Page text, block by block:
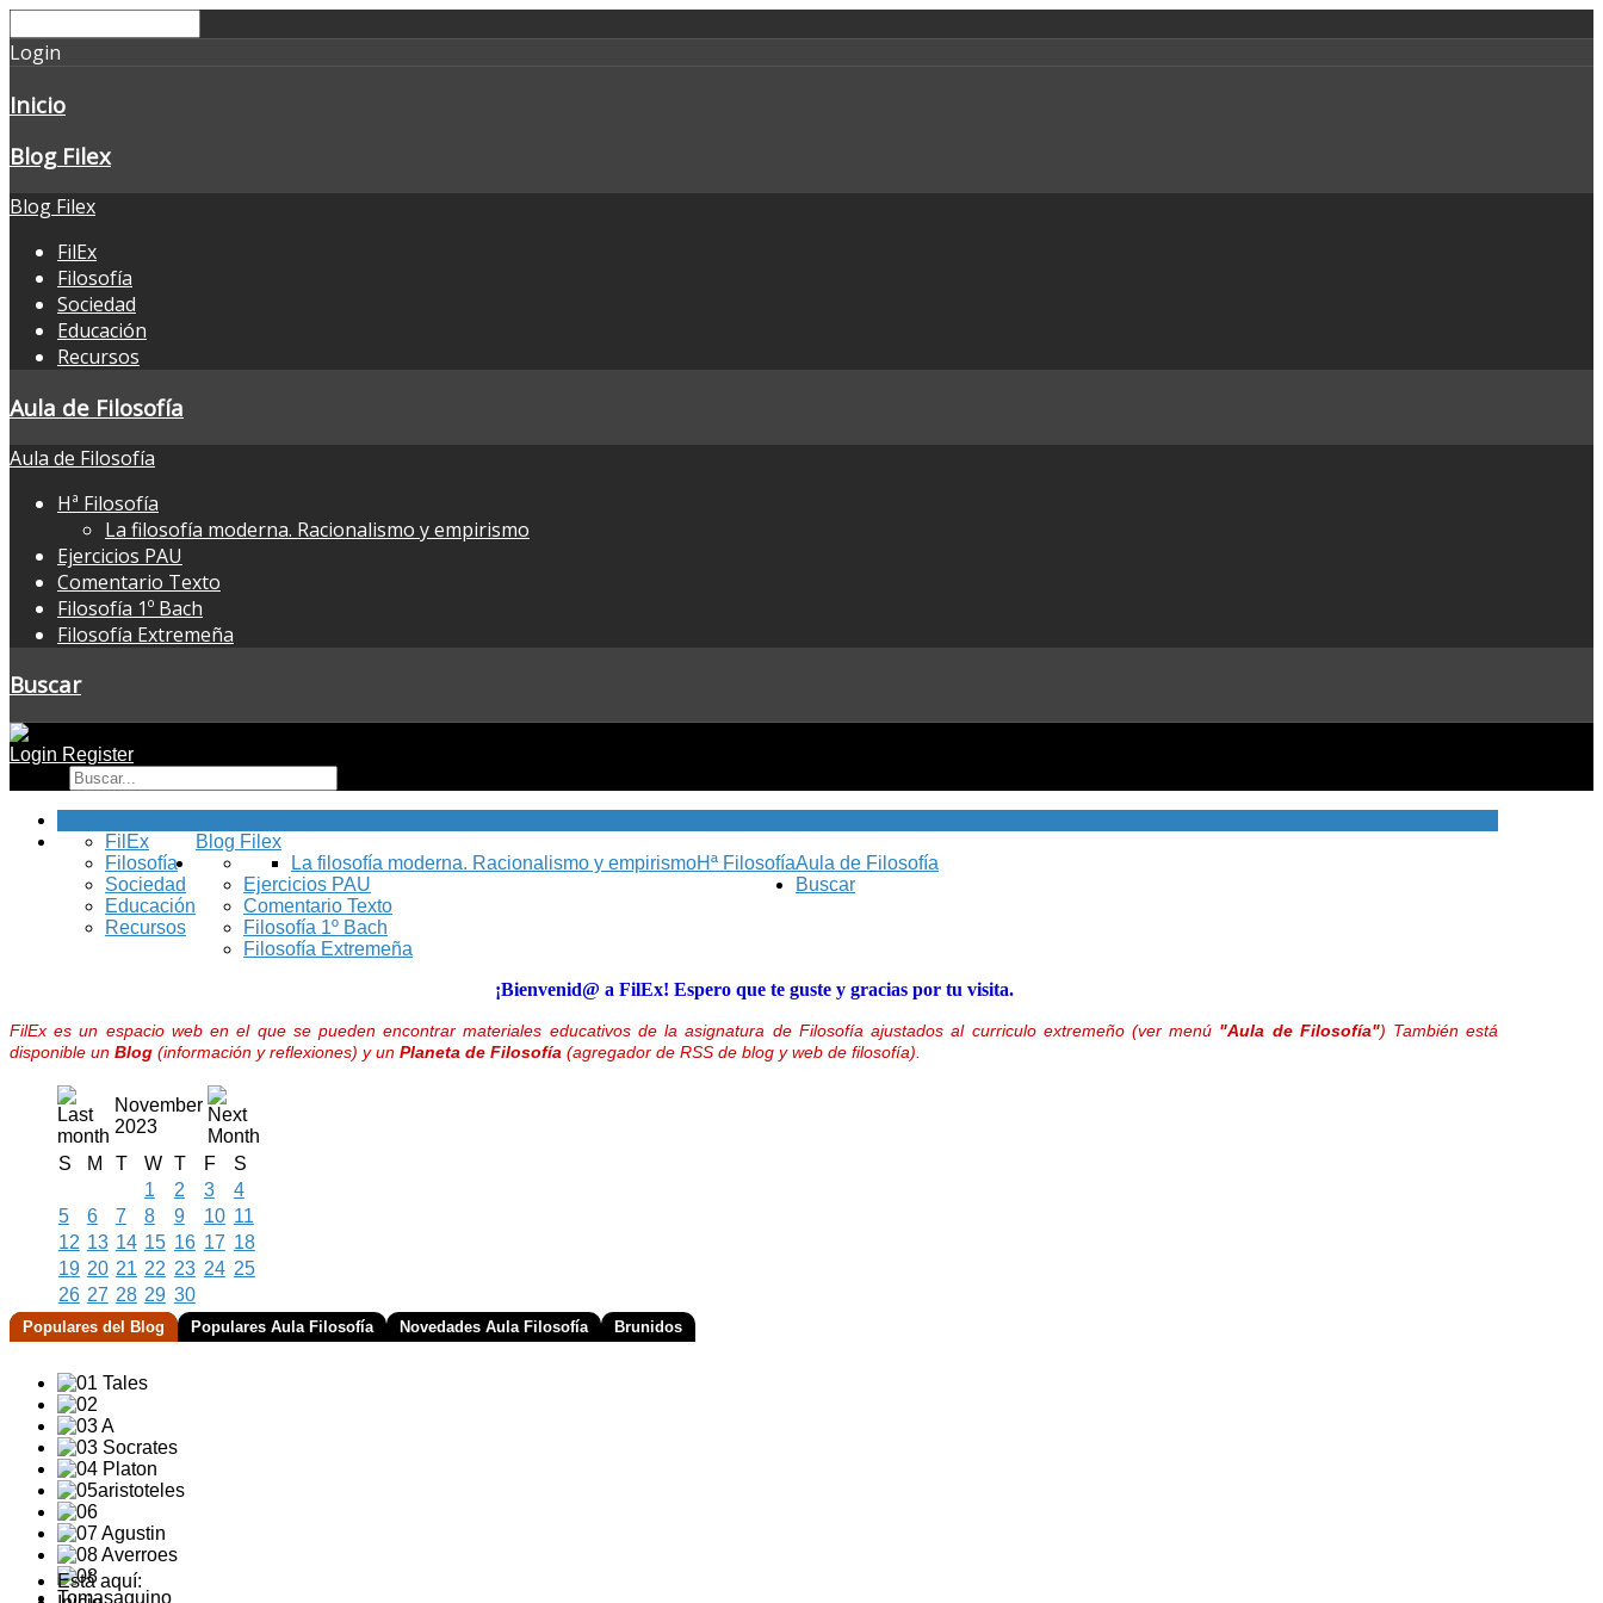
Login
Inicio
Blog Filex
Blog Filex
FilEx
Filosofía
Sociedad
Educación
Recursos
Aula de Filosofía
Aula de Filosofía
Hª Filosofía
La filosofía moderna. Racionalismo y empirismo
Ejercicios PAU
Comentario Texto
Filosofía 1º Bach
Filosofía Extremeña
Buscar
Login Register
Blog Filex
FilEx
Filosofía
Sociedad
Educación
Recursos
Aula de Filosofía
Hª Filosofía
La filosofía moderna. Racionalismo y empirismo
Ejercicios PAU
Comentario Texto
Filosofía 1º Bach
Filosofía Extremeña
Buscar
¡Bienvenid@ a FilEx! Espero que te guste y gracias por tu visita.
FilEx es un espacio web en el que se pueden encontrar materiales educativos de la asignatura de Filosofía ajustados al curriculo extremeño (ver menú "Aula de Filosofía") También está
disponible un Blog (información y reflexiones) y un Planeta de Filosofía (agregador de RSS de blog y web de filosofía).
November
2023
S
M T W T F
S
1
2 3
4
5
6 7 8 9 10 11
12 13 14 15 16 17 18
19 20 21 22 23 24 25
26 27 28 29 30
Populares del Blog Populares Aula Filosofía Novedades Aula Filosofía Brunidos
Está aquí: